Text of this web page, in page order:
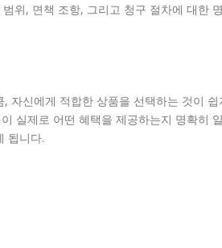
위, 면책 조항, 그리고 청구 절차에 대한 명
자신에게 적합한 상품을 선택하는 것이 쉽
실제로 어떤 혜택을 제공하는지 명확히
됩니다.